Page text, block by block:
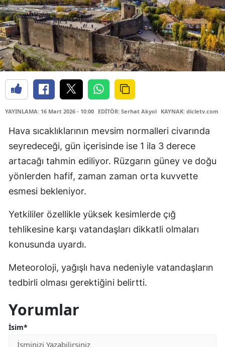
YAYINLAMA: 16 Mart 2026 - 10:00 EDİTÖR: Serhat Akyol KAYNAK: dicletv.com
Hava sıcaklıklarının mevsim normalleri civarında
seyredeceği, gün içerisinde ise 1 ila 3 derece
artacağı tahmin ediliyor. Rüzgarın güney ve doğu
yönlerden hafif, zaman zaman orta kuvvette
esmesi bekleniyor.
Yetkililer özellikle yüksek kesimlerde çığ
tehlikesine karşı vatandaşları dikkatli olmaları
konusunda uyardı.
Meteoroloji, yağışlı hava nedeniyle vatandaşların
tedbirli olması gerektiğini belirtti.
Yorumlar
İsim*